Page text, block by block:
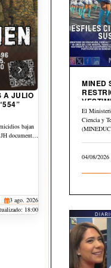
JULIO
bajan
documenta
3 ago. 2026
entre
de
30 jul. 2026
25 jul. 2026
20 jul. 2026
19 jul. 2026
18:00
MINED
El
Ciencia y
04/08/2026